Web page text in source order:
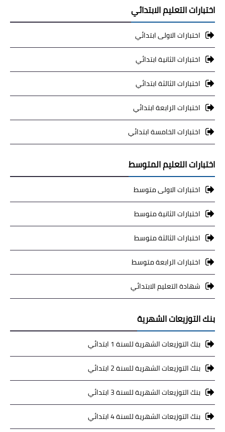
اختبارات التعليم الابتدائي
اختبارات الاولى ابتدائي
اختبارات الثانية ابتدائي
اختبارات الثالثة ابتدائي
اختبارات الرابعة ابتدائي
اختبارات الخامسة ابتدائي
اختبارات التعليم المتوسط
اختبارات الاولى متوسط
اختبارات الثانية متوسط
اختبارات الثالثة متوسط
اختبارات الرابعة متوسط
شهادة التعليم الابتدائي
بنك التوزيعات الشهرية
بنك التوزيعات الشهرية للسنة 1 ابتدائي
بنك التوزيعات الشهرية للسنة 2 ابتدائي
بنك التوزيعات الشهرية للسنة 3 ابتدائي
بنك التوزيعات الشهرية للسنة 4 ابتدائي